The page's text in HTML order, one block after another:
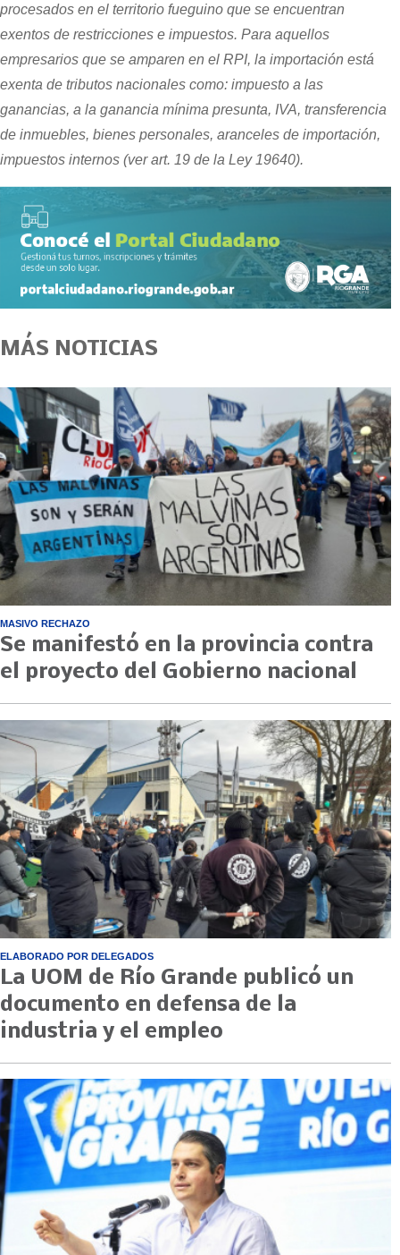
procesados en el territorio fueguino que se encuentran
exentos de restricciones e impuestos. Para aquellos
empresarios que se amparen en el RPI, la importación está
exenta de tributos nacionales como: impuesto a las
ganancias, a la ganancia mínima presunta, IVA, transferencia
de inmuebles, bienes personales, aranceles de importación,
impuestos internos (ver art. 19 de la Ley 19640).
MÁS NOTICIAS
MASIVO RECHAZO
Se manifestó en la provincia contra
el proyecto del Gobierno nacional
ELABORADO POR DELEGADOS
La UOM de Río Grande publicó un
documento en defensa de la
industria y el empleo